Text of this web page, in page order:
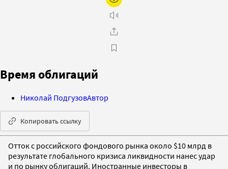
Время облигаций
Николай ПодгузовАвтор
Копировать ссылку
Отток с российского фондового рынка около $10 млрд в
результате глобального кризиса ликвидности нанес удар
и по рынку облигаций. Иностранные инвесторы в